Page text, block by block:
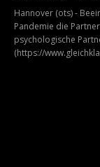
Hannover (ots) -
Pandemie die
psychologische
(https://